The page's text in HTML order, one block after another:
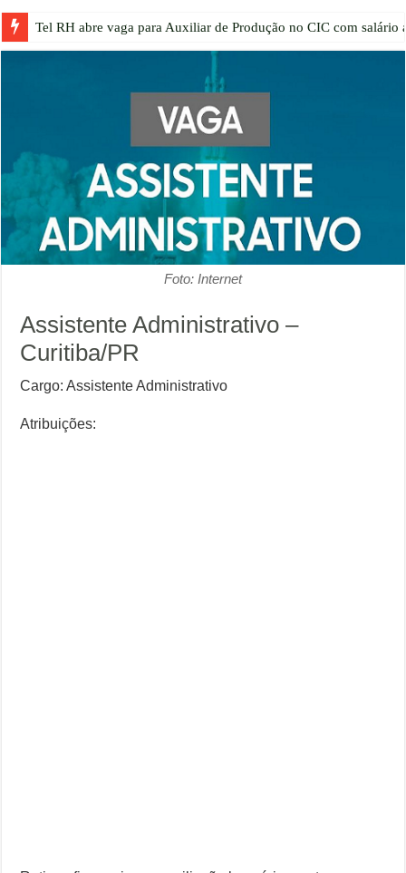
Tel RH abre vaga para Auxiliar de Produção no CIC com salário
Foto: Internet
Assistente Administrativo –
Curitiba/PR
Cargo: Assistente Administrativo
Atribuições: